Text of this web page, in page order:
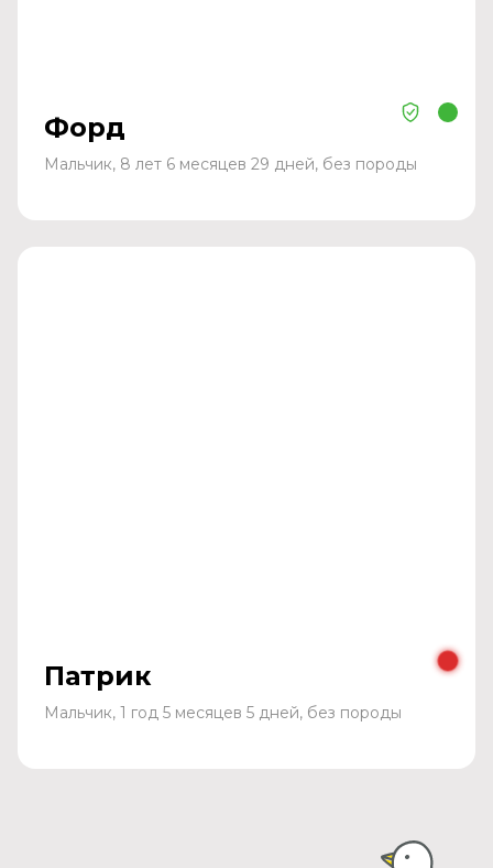
Форд
Мальчик, 8 лет 6 месяцев 29 дней, без породы
Патрик
Мальчик, 1 год 5 месяцев 5 дней, без породы